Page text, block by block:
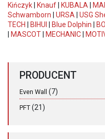
Kińczyk
Knauf KUBALA
Schwamborn
URSA USG
TECH
BIHUI Blue Dolphin
MASCOT MECHANIC
PRODUCENT
Even Wall (7)
PFT (21)